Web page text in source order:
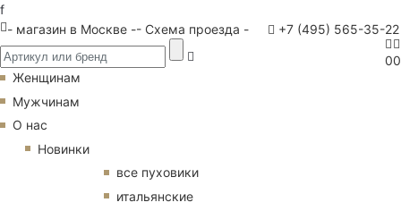
f
- магазин в Москве -- Схема проезда - +7 (495) 565-35-22
00
Женщинам
Мужчинам
О нас
Новинки
все пуховики
итальянские